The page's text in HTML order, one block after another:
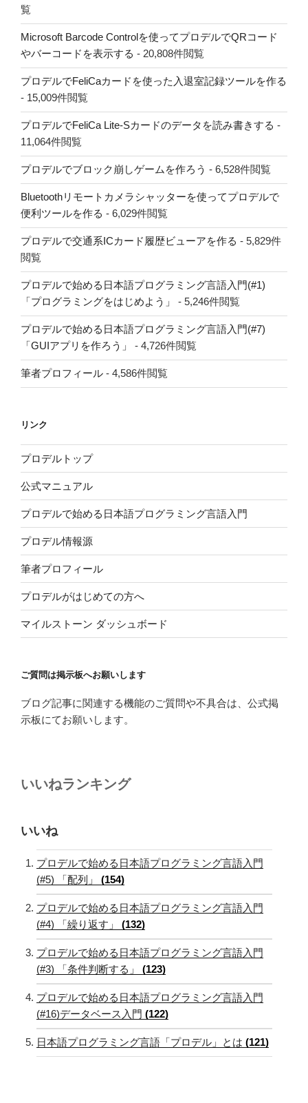
覧
Microsoft Barcode Controlを使ってプロデルでQRコード
やバーコードを表示する - 20,808件閲覧
プロデルでFeliCaカードを使った入退室記録ツールを作る
- 15,009件閲覧
プロデルでFeliCa Lite-Sカードのデータを読み書きする -
11,064件閲覧
プロデルでブロック崩しゲームを作ろう - 6,528件閲覧
Bluetoothリモートカメラシャッターを使ってプロデルで
便利ツールを作る - 6,029件閲覧
プロデルで交通系ICカード履歴ビューアを作る - 5,829件
閲覧
プロデルで始める日本語プログラミング言語入門(#1)
「プログラミングをはじめよう」
- 5,246件閲覧
プロデルで始める日本語プログラミング言語入門(#7)
「GUIアプリを作ろう」
- 4,726件閲覧
筆者プロフィール - 4,586件閲覧
リンク
プロデルトップ
公式マニュアル
プロデルで始める日本語プログラミング言語入門
プロデル情報源
筆者プロフィール
プロデルがはじめての方へ
マイルストーン ダッシュボード
ご質問は掲示板へお願いします
ブログ記事に関連する機能のご質問や不具合は、公式掲
示板にてお願いします。
いいねランキング
いいね
プロデルで始める日本語プログラミング言語入門
(#5) 「配列」 (154)
プロデルで始める日本語プログラミング言語入門
(#4) 「繰り返す」 (132)
プロデルで始める日本語プログラミング言語入門
(#3) 「条件判断する」 (123)
プロデルで始める日本語プログラミング言語入門
(#16)データベース入門 (122)
日本語プログラミング言語「プロデル」とは (121)